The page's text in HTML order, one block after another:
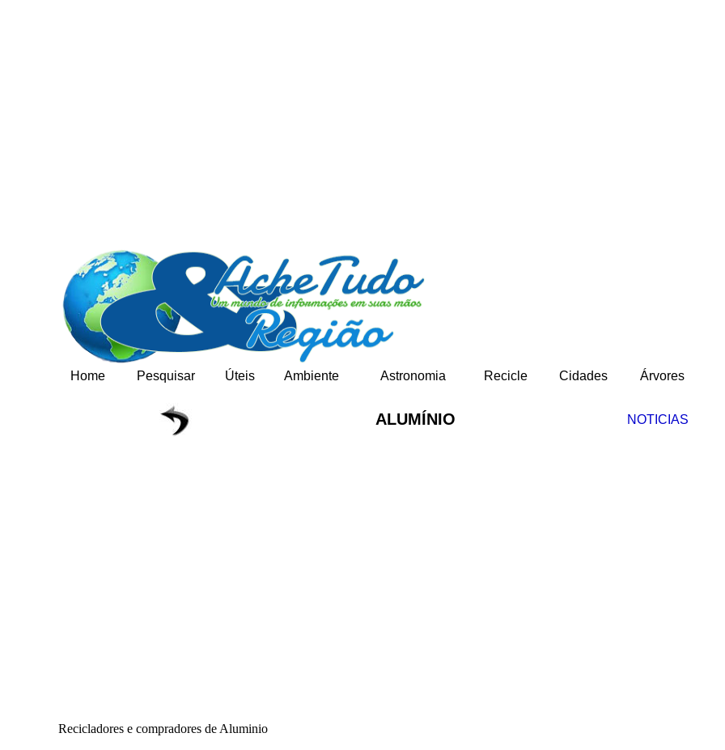
Home Pesquisar Úteis Ambiente Astronomia Recicle Cidades Árvores
ALUMÍNIO NOTICIAS
Recicladores e compradores de Aluminio